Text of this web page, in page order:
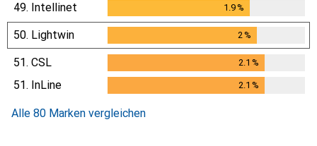
49. Intellinet 1.9%
50. Lightwin 2 %
51. CSL 2.1 %
51. InLine 2.1 %
Alle 80 Marken vergleichen